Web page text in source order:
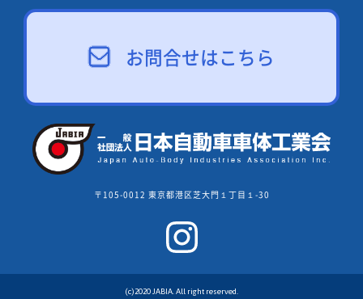
お問合せはこちら
〒105-0012 東京都港区芝大門１丁目１-30
(c)2020 JABIA. All right reserved.